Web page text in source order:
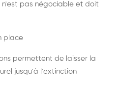
n'est pas négociable et doit
place
permettent de laisser la
jusqu'à l'extinction